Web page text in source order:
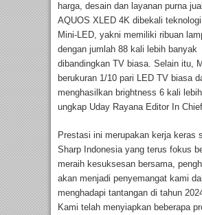
harga, desain dan layanan purna
AQUOS XLED 4K dibekali
Mini-LED, yakni memiliki ribuan
dengan jumlah 88 kali lebih banyak
dibandingkan TV biasa. Selain itu,
berukuran 1/10 pari LED TV biasa
menghasilkan brightness 6 kali
ungkap Uday Rayana Editor In
Prestasi ini merupakan kerja keras
Sharp Indonesia yang terus fokus
meraih kesuksesan bersama,
akan menjadi penyemangat kami
menghadapi tantangan di tahun
Kami telah menyiapkan beberapa